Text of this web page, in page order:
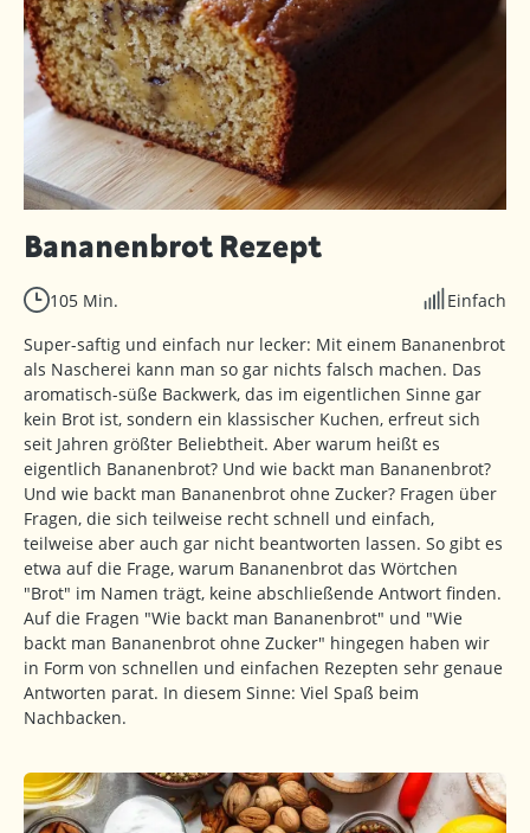
Bananenbrot Rezept
105 Min.
Einfach
Super-saftig und einfach nur lecker: Mit einem Bananenbrot
als Nascherei kann man so gar nichts falsch machen. Das
aromatisch-süße Backwerk, das im eigentlichen Sinne gar
kein Brot ist, sondern ein klassischer Kuchen, erfreut sich
seit Jahren größter Beliebtheit. Aber warum heißt es
eigentlich Bananenbrot? Und wie backt man Bananenbrot?
Und wie backt man Bananenbrot ohne Zucker? Fragen über
Fragen, die sich teilweise recht schnell und einfach,
teilweise aber auch gar nicht beantworten lassen. So gibt es
etwa auf die Frage, warum Bananenbrot das Wörtchen
"Brot" im Namen trägt, keine abschließende Antwort finden.
Auf die Fragen "Wie backt man Bananenbrot" und "Wie
backt man Bananenbrot ohne Zucker" hingegen haben wir
in Form von schnellen und einfachen Rezepten sehr genaue
Antworten parat. In diesem Sinne: Viel Spaß beim
Nachbacken.